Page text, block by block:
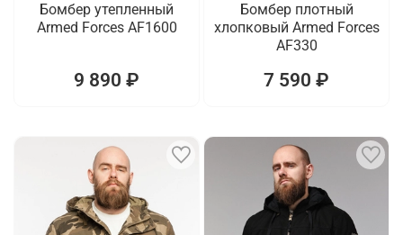
Бомбер утепленный
Armed Forces AF1600
9 890 ₽
Бомбер плотный
хлопковый Armed Forces
AF330
7 590 ₽